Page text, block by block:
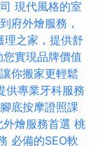
現代風格的室
府外燴服務，
理之家，提供舒
您實現品牌價值
你搬家更輕鬆
供專業牙科服務
腳底按摩證照課
外燴服務首選 桃
必備的SEO軟